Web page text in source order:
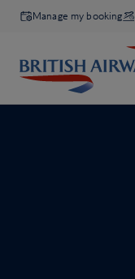
Manage my booking